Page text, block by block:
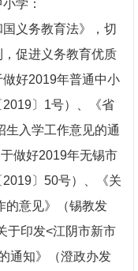
学：
义务教育法》，切
促进义务教育优质
好2019年普通中小
〕1号）、《省
生入学工作意见的通
做好2019年无锡市
〕50号）、《关
的意见》（锡教发
于印发<江阴市新市
通知》（澄政办发